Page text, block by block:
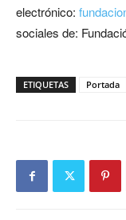
electrónico:
sociales de:
ETIQUETAS Portada